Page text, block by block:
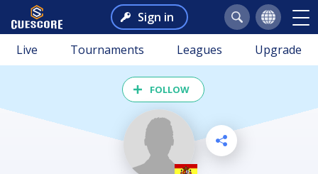
Sign in
Live Tournaments Leagues Upgrade
FOLLOW